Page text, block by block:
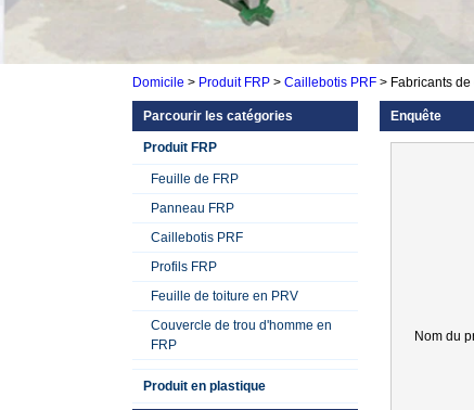
Domicile > Produit FRP > Caillebotis PRF > Fabricants
Parcourir les catégories
Produit FRP
Feuille de FRP
Panneau FRP
Caillebotis PRF
Profils FRP
Feuille de toiture en PRV
Couvercle de trou d'homme en
FRP
Produit en plastique
Enquête
Nom du